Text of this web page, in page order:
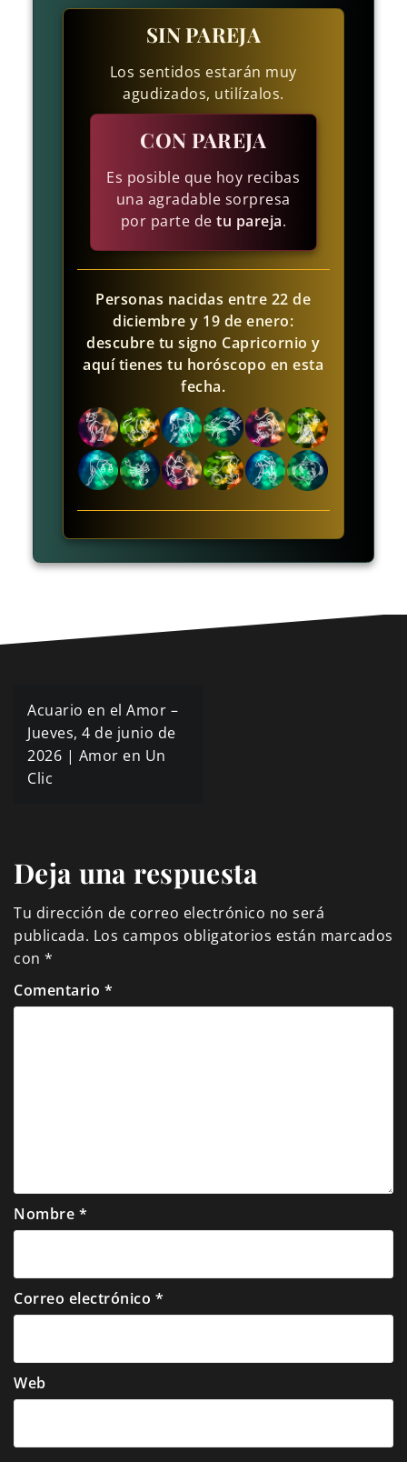
SIN PAREJA
Los sentidos estarán muy
agudizados, utilízalos.
CON PAREJA
Es posible que hoy recibas
una agradable sorpresa
por parte detu pareja.
Personas nacidas entre 22 de
diciembre y 19 de enero:
descubre tu signo Capricornio y
aquí tienes tu horóscopo en esta
fecha.
Navegación
de
entradas
Acuario en el Amor –
Jueves, 4 de junio de
2026 | Amor en Un
Clic
Deja una respuesta
Tu dirección de correo electrónico no será
publicada. Los campos obligatorios están marcados
con *
Comentario *
Nombre *
Correo electrónico *
Web